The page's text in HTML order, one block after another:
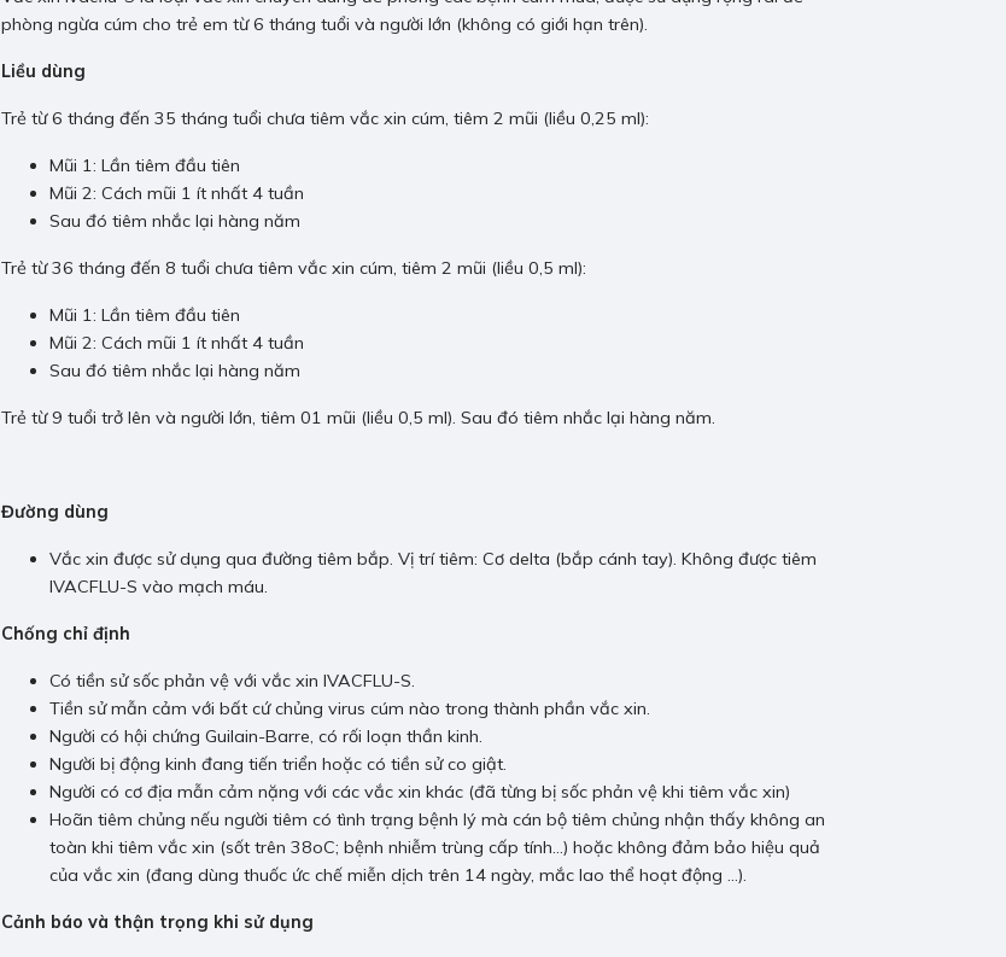
phòng ngừa cúm cho trẻ em từ 6 tháng tuổi và người lớn (không có giới hạn trên).
Liều dùng
Trẻ từ 6 tháng đến 35 tháng tuổi chưa tiêm vắc xin cúm, tiêm 2 mũi (liều 0,25 ml):
Mũi 1: Lần tiêm đầu tiên
Mũi 2: Cách mũi 1 ít nhất 4 tuần
Sau đó tiêm nhắc lại hàng năm
Trẻ từ 36 tháng đến 8 tuổi chưa tiêm vắc xin cúm, tiêm 2 mũi (liều 0,5 ml):
Mũi 1: Lần tiêm đầu tiên
Mũi 2: Cách mũi 1 ít nhất 4 tuần
Sau đó tiêm nhắc lại hàng năm
Trẻ từ 9 tuổi trở lên và người lớn, tiêm 01 mũi (liều 0,5 ml). Sau đó tiêm nhắc lại hàng năm.
Đường dùng
Vắc xin được sử dụng qua đường tiêm bắp. Vị trí tiêm: Cơ delta (bắp cánh tay). Không được tiêm
IVACFLU-S vào mạch máu.
Chống chỉ định
Có tiền sử sốc phản vệ với vắc xin IVACFLU-S.
Tiền sử mẫn cảm với bất cứ chủng virus cúm nào trong thành phần vắc xin.
Người có hội chứng Guilain-Barre, có rối loạn thần kinh.
Người bị động kinh đang tiến triển hoặc có tiền sử co giật.
Người có cơ địa mẫn cảm nặng với các vắc xin khác (đã từng bị sốc phản vệ khi tiêm vắc xin)
Hoãn tiêm chủng nếu người tiêm có tình trạng bệnh lý mà cán bộ tiêm chủng nhận thấy không an
toàn khi tiêm vắc xin (sốt trên 38oC; bệnh nhiễm trùng cấp tính…) hoặc không đảm bảo hiệu quả
của vắc xin (đang dùng thuốc ức chế miễn dịch trên 14 ngày, mắc lao thể hoạt động …).
Cảnh báo và thận trọng khi sử dụng